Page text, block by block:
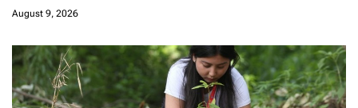
August 9, 2026